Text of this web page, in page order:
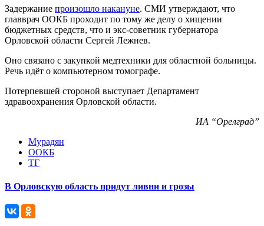
Задержание произошло накануне. СМИ утверждают, что
главврач ООКБ проходит по тому же делу о хищении
бюджетных средств, что и экс-советник губернатора
Орловской области Сергей Лежнев.
Оно связано с закупкой медтехники для областной больницы.
Речь идёт о компьютерном томографе.
Потерпевшей стороной выступает Департамент
здравоохранения Орловской области.
ИА “Орелград”
Мурадян
ООКБ
ТГ
В Орловскую область придут ливни и грозы